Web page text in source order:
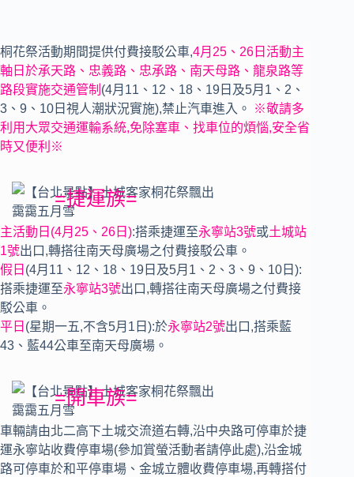
桐花祭活動期間提供付費接駁公車,4月25、26日活動主
軸日於承天路、忠義路、忠承路、南天母路、龍泉路等
路段實施交通管制 (4月11、12、18、19日及5月1、2、
3、9、10日視人潮狀況實施),禁止汽車進入。
※敬請多
利用大眾交通運輸系統,免除塞車、找車位的煩惱,安全省
時又便利※
=捷運族=
主活動日(4月25、26日):搭乘捷運至永寧站3號或土城站
1號出口,轉搭往南天母廣場之付費接駁公車。
假日 (4月11、12、18、19日及5月1、2、3、9、10日):
搭乘捷運至永寧站3號出口,轉搭往南天母廣場之付費接
駁公車。
平日 (星期一五,不含5月1日):於永寧站2號出口,搭乘藍
43、藍44公車至南天母廣場。
=開車族=
車輛請由北二高下土城交流道右轉,沿中央路可停車於捷
運永寧站收費停車場(參加賞螢活動者請停此處),沿金城
路可停車於和平停車場、金城立體收費停車場,再轉搭付